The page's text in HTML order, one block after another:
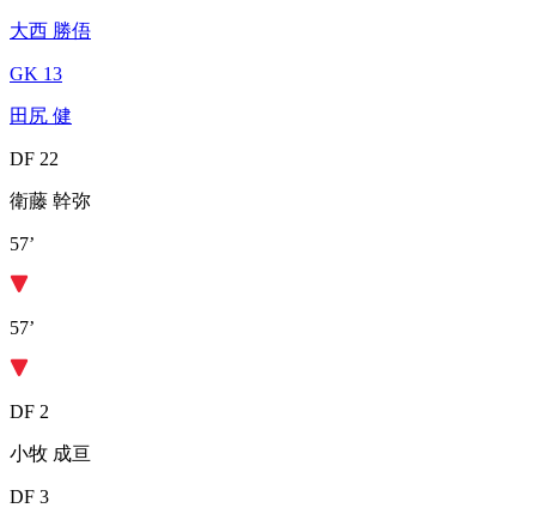
大西 勝俉
GK 13
田尻 健
DF 22
衛藤 幹弥
57’
57’
DF 2
小牧 成亘
DF 3